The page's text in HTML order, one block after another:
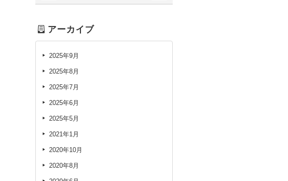
アーカイブ
2025年9月
2025年8月
2025年7月
2025年6月
2025年5月
2021年1月
2020年10月
2020年8月